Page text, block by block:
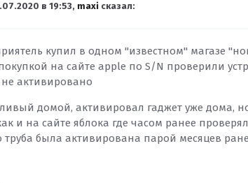
в 19:53, maxi сказал:
купил в одном "известном" магазе
на сайте apple по S/N проверили
не активировано
домой, активировал гаджет уже дома,
и на сайте яблока где часом ранее
труба была активирована парой месяцев